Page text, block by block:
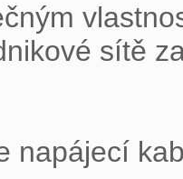
sítě
napájecí